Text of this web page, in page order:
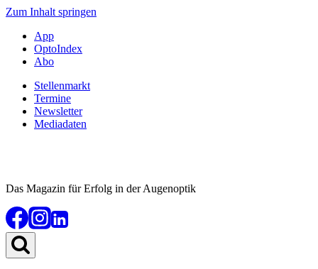
Zum Inhalt springen
App
OptoIndex
Abo
Stellenmarkt
Termine
Newsletter
Mediadaten
Das Magazin für Erfolg in der Augenoptik